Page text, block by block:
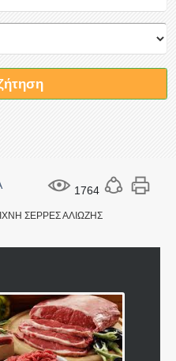
1764
ΣΕΡΡΕΣ ΑΛΙΩΖΗΣ